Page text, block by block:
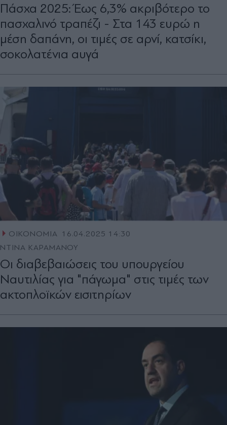
Πάσχα 2025: Έως 6,3% ακριβότερο το
πασχαλινό τραπέζι - Στα 143 ευρώ η
µέση δαπάνη, οι τιμές σε αρνί, κατσίκι,
σοκολατένια αυγά
ΟΙΚΟΝΟΜΙΑ
16.04.2025 14:30
ΝΤΙΝΑ ΚΑΡΑΜΑΝΟΥ
Οι διαβεβαιώσεις του υπουργείου
Ναυτιλίας για "πάγωµα" στις τιµές των
ακτοπλοϊκών εισιτηρίων